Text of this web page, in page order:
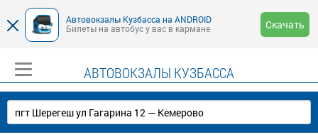
Автовокзалы Кузбасса на ANDROID
Билеты на автобус у вас в кармане
Скачать
АВТОВОКЗАЛЫ КУЗБАССА